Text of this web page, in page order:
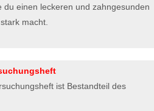
du einen leckeren und zahngesunden
macht.
ist Bestandteil des